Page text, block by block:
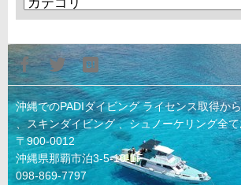
沖縄でのPADIダイビング ライセンス取得か
、スキンダイビング 、シュノーケリング全
〒900-0012
沖縄県那覇市泊3-5-10-1F
098-869-7797